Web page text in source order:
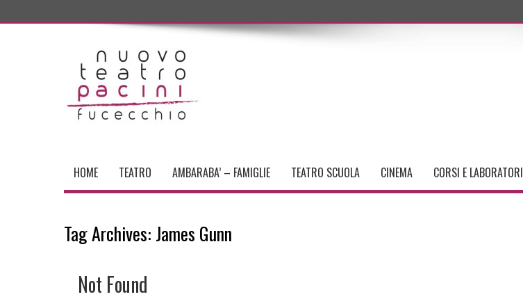
HOME TEATRO AMBARABA’ – FAMIGLIE TEATRO SCUOLA CINEMA CORSI E LABORATORI
Tag Archives: James Gunn
Not Found